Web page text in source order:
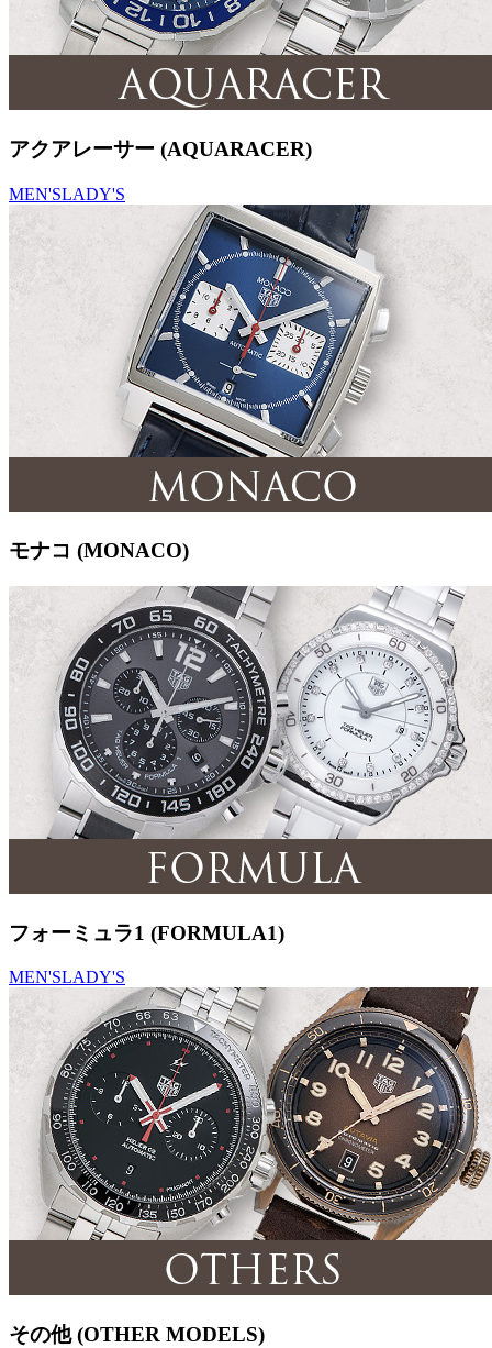
アクアレーサー (AQUARACER)
MEN'SLADY'S
モナコ (MONACO)
フォーミュラ1 (FORMULA1)
MEN'SLADY'S
その他 (OTHER MODELS)